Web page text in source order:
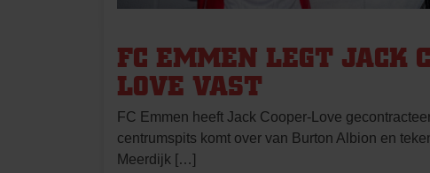
FC EMMEN LEGT JACK
LOVE VAST
FC Emmen heeft Jack Cooper-Love
centrumspits komt over van Burton Albion en
Meerdijk […]